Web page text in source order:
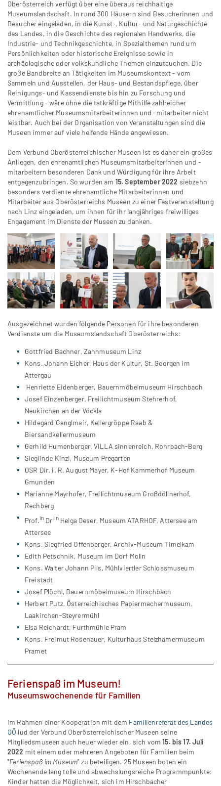
Oberösterreich verfügt über eine überaus reichhaltige
Museumslandschaft. In rund 300 Häusern sind Besucherinnen und
Besucher eingeladen, in die Kunst-, Kultur- und Naturgeschichte
des Landes, in die Geschichte des regionalen Handwerks, die
Industrie- und Technikgeschichte, in Spezialthemen rund um
Persönlichkeiten oder historische Ereignisse sowie in
archäologische oder volkskundliche Themen einzutauchen. Die
große Bandbreite an Tätigkeiten im Museumskontext - vom
Sammeln und Ausstellen, der Haus- und Bestandspflege, über
Reinigungs- und Kassendienste bis hin zu Forschung und
Vermittlung - wäre ohne die tatkräftige Mithilfe zahlreicher
ehrenamtlicher Museumsmitarbeiterinnen und -mitarbeiter nicht
leistbar. Auch bei der Organisation von Veranstaltungen sind die
Museen immer auf viele helfende Hände angewiesen.
Dem Verbund Oberösterreichischer Museen ist es daher ein großes
Anliegen, den ehrenamtlichen Museumsmitarbeiterinnen und -
mitarbeitern besonderen Dank und Würdigung für ihre Arbeit
entgegenzubringen. So wurden am 15. September 2022 siebzehn
besonders verdiente ehrenamtliche Mitarbeiterinnen und
Mitarbeiter aus Oberösterreichs Museen zu einer Festveranstaltung
nach Linz eingeladen, um ihnen für ihr langjähriges freiwilliges
Engagement im Dienste der Museen zu danken.
Ausgezeichnet wurden folgende Personen für ihre besonderen
Verdienste um die Museumslandschaft Oberösterreichs:
Gottfried Bachner, Zahnmuseum Linz
Kons. Johann Eicher, Haus der Kultur, St. Georgen im
Attergau
Henriette Eidenberger, Bauernmöbelmuseum Hirschbach
Josef Einzenberger, Freilichtmuseum Stehrerhof,
Neukirchen an der Vöckla
Hildegard Ganglmair, Kellergröppe Raab &
Biersandkellermuseum
Gerhild Humenberger, VILLA sinnenreich, Rohrbach-Berg
Sieglinde Kinzl, Museum Pregarten
OSR Dir. i. R. August Mayer, K-Hof Kammerhof Museum
Gmunden
Marianne Mayrhofer, Freilichtmuseum Großdöllnerhof,
Rechberg
Prof.in Dr .inHelga Oeser, Museum ATARHOF, Attersee am
Attersee
Kons. Siegfried Offenberger, Archiv-Museum Timelkam
Edith Petschnik, Museum im Dorf Molln
Kons. Walter Johann Pils, Mühlviertler Schlossmuseum
Freistadt
Josef Plöchl, Bauernmöbelmuseum Hirschbach
Herbert Putz, Österreichisches Papiermachermuseum,
Laakirchen-Steyrermühl
Elsa Reichardt, Furthmühle Pram
Kons. Freimut Rosenauer, Kulturhaus Stelzhamermuseum
Pramet
Ferienspaß im Museum!
Museumswochenende für Familien
Im Rahmen einer Kooperation mit dem Familienreferat des Landes
OÖ lud der Verbund Oberösterreichischer Museen seine
Mitgliedsmuseen auch heuer wieder ein, sich vom15. bis 17. Juli
2022 mit einem oder mehreren Angeboten für Familien beim
"Ferienspaß im Museum" zu beteiligen. 25 Museen boten ein
Wochenende lang tolle und abwechslungsreiche Programmpunkte:
Kinder hatten die Möglichkeit, sich im Hirschbacher